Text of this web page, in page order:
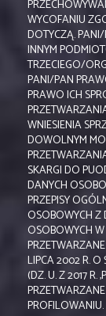
WYCOFANIU
DOTYCZĄ.
INNYM
TRZECIEGO/
PANI/PAN
PRAWO ICH
WNIESIENIA
DOWOLNYM
SKARGI DO
DANYCH
PRZEPISY
OSOBOWYCH Z
OSOBOWYCH
LIPCA 2002 R. O
(DZ. U. Z 2017 R.
PROFILOWANIU.